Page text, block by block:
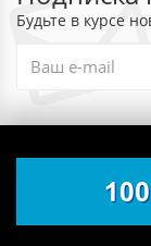
Будьте в курсе